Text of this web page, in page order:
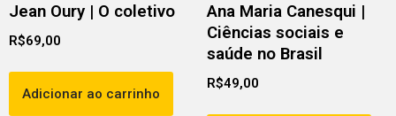
Jean Oury | O coletivo
R$69,00
Adicionar ao carrinho
Ana Maria Canesqui |
Ciências sociais e
saúde no Brasil
R$49,00